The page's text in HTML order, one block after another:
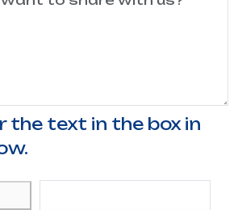
the text in the box in